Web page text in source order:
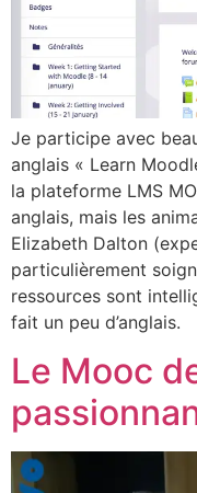
Je participe avec
anglais « Learn
la plateforme LMS
anglais, mais les
Elizabeth Dalton
particulièrement
ressources sont
fait un peu d’anglais.
Le Mooc